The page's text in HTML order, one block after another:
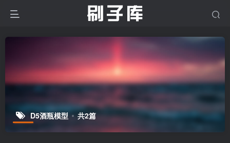
D5酒瓶模型 共2篇